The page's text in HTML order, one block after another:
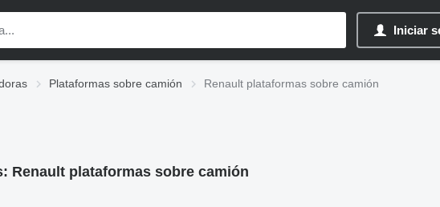
Iniciar
Plataformas sobre camión Renault plataformas sobre camión
Renault plataformas sobre camión